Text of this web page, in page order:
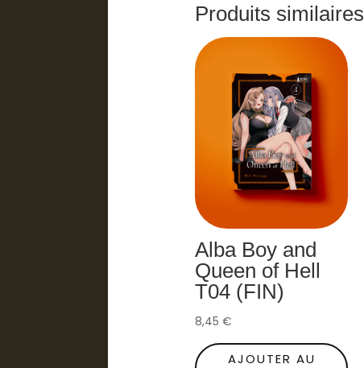
Produits similaires
Alba Boy and
Queen of Hell
T04 (FIN)
8,45 €
AJOUTER AU